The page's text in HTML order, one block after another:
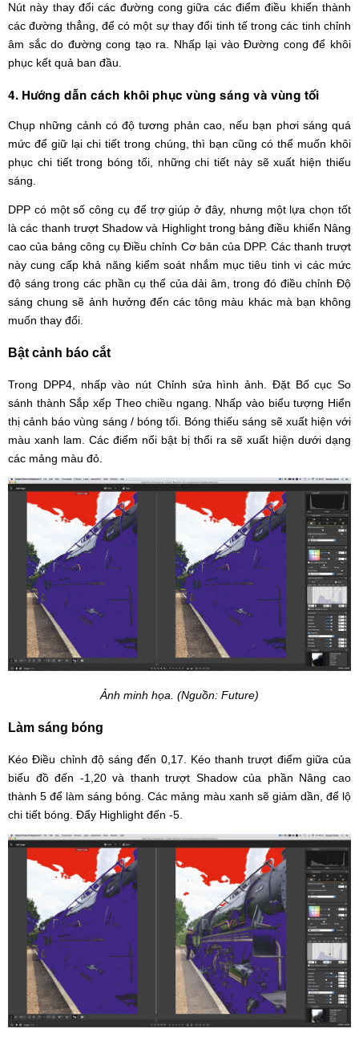
Nút này thay đổi các đường cong giữa các điểm điều khiển thành
các đường thẳng, để có một sự thay đổi tinh tế trong các tinh chỉnh
âm sắc do đường cong tạo ra. Nhấp lại vào Đường cong để khôi
phục kết quả ban đầu.
4. Hướng dẫn cách khôi phục vùng sáng và vùng tối
Chụp những cảnh có độ tương phản cao, nếu bạn phơi sáng quá
mức để giữ lại chi tiết trong chúng, thì bạn cũng có thể muốn khôi
phục chi tiết trong bóng tối, những chi tiết này sẽ xuất hiện thiếu
sáng.
DPP có một số công cụ để trợ giúp ở đây, nhưng một lựa chọn tốt
là các thanh trượt Shadow và Highlight trong bảng điều khiển Nâng
cao của bảng công cụ Điều chỉnh Cơ bản của DPP. Các thanh trượt
này cung cấp khả năng kiểm soát nhắm mục tiêu tinh vi các mức
độ sáng trong các phần cụ thể của dải âm, trong đó điều chỉnh Độ
sáng chung sẽ ảnh hưởng đến các tông màu khác mà bạn không
muốn thay đổi.
Bật cảnh báo cắt
Trong DPP4, nhấp vào nút Chỉnh sửa hình ảnh. Đặt Bố cục So
sánh thành Sắp xếp Theo chiều ngang. Nhấp vào biểu tượng Hiển
thị cảnh báo vùng sáng / bóng tối. Bóng thiếu sáng sẽ xuất hiện với
màu xanh lam. Các điểm nổi bật bị thổi ra sẽ xuất hiện dưới dạng
các mảng màu đỏ.
Ảnh minh họa. (Nguồn: Future)
Làm sáng bóng
Kéo Điều chỉnh độ sáng đến 0,17. Kéo thanh trượt điểm giữa của
biểu đồ đến -1,20 và thanh trượt Shadow của phần Nâng cao
thành 5 để làm sáng bóng. Các mảng màu xanh sẽ giảm dần, để lộ
chi tiết bóng. Đẩy Highlight đến -5.